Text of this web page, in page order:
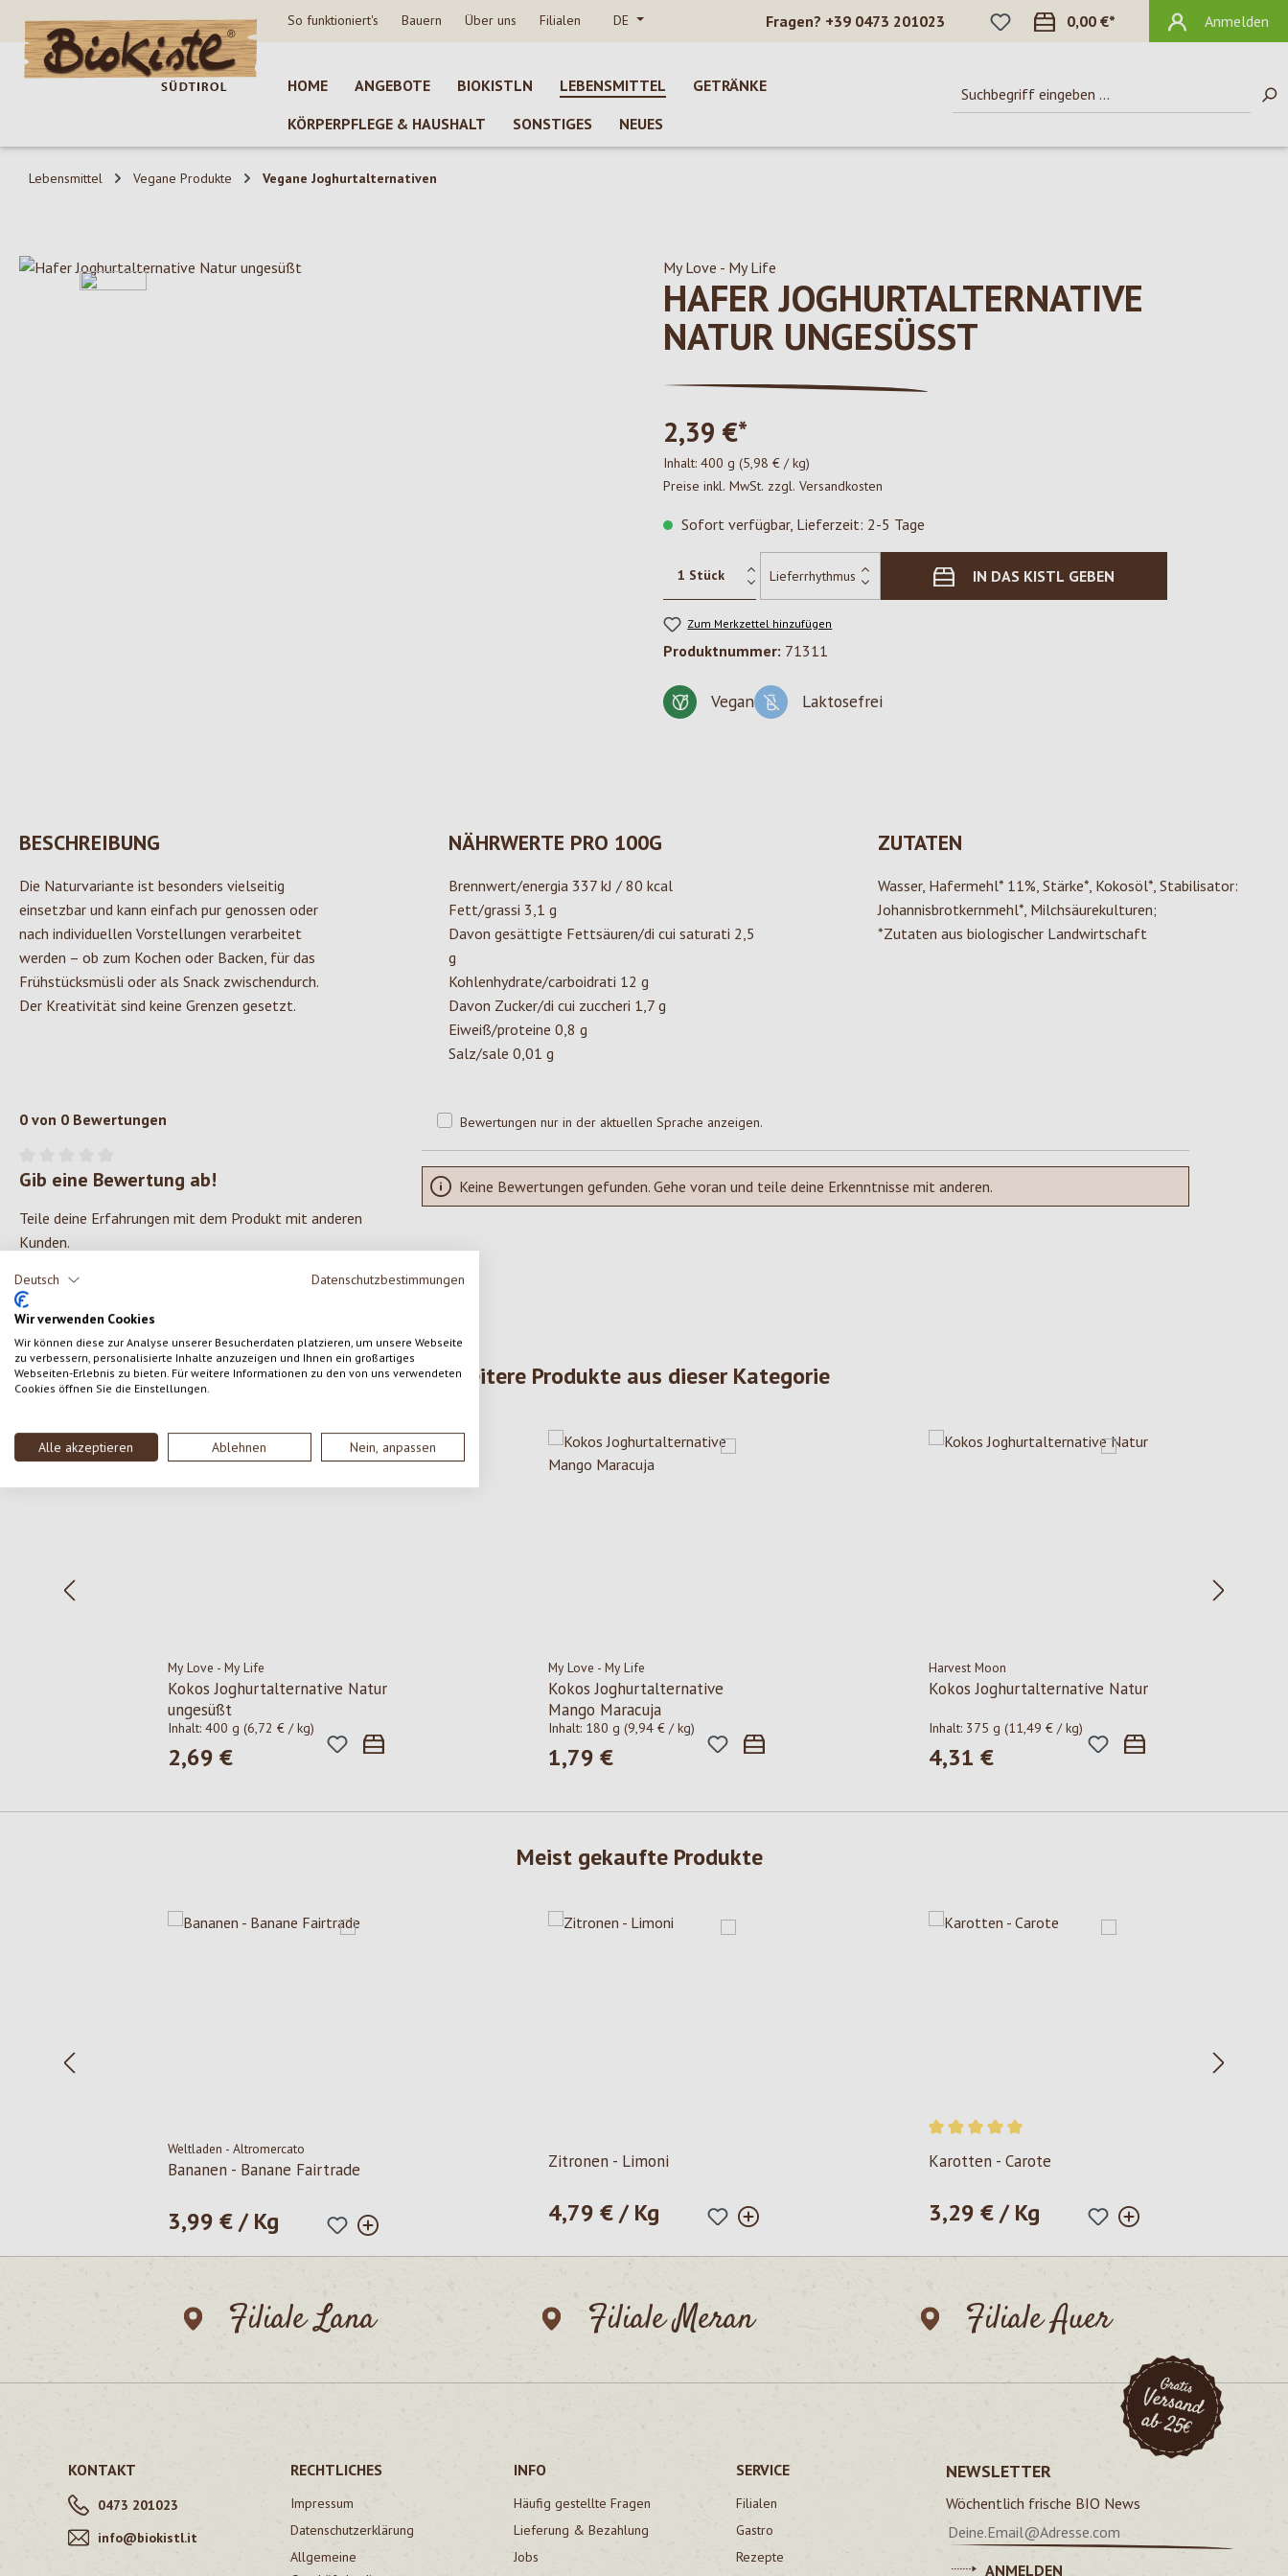
Deutsch Datenschutzbestimmungen
Wir verwenden Cookies
Wir können diese zur Analyse unserer Besucherdaten platzieren, um unsere Webseite
zu verbessern, personalisierte Inhalte anzuzeigen und Ihnen ein großartiges
Webseiten-Erlebnis zu bieten. Für weitere Informationen zu den von uns verwendeten
Cookies öffnen Sie die Einstellungen.
Alle akzeptieren Ablehnen Nein, anpassen
Hauptinhalt springen
Zur Suche springen
Zur Hauptnavigation springen So funktioniert's Bauern Über uns Filialen DE Fragen? +39 0473 201023
DU HAST 0 PRODUKTE AUF DEM
0,00 €* Anmelden
HOME ANGEBOTE BIOKISTLN LEBENSMITTEL
GETRÄNKE
KÖRPERPFLEGE & HAUSHALT
SONSTIGES NEUES
Lebensmittel Vegane Produkte Vegane Joghurtalternativen
Bildergalerie überspringen My Love - My Life
HAFER JOGHURTALTERNATIVE
NATUR UNGESÜSST
2,39 €*
Inhalt: 400 g (5,98 € / kg)
Preise inkl. MwSt. zzgl. Versandkosten
Sofort verfügbar, Lieferzeit: 2-5 Tage
IN DAS KISTL GEBEN
Zum Merkzettel hinzufügen
Produktnummer: 71311
Vegan Laktosefrei
BESCHREIBUNG
Die Naturvariante ist besonders vielseitig
einsetzbar und kann einfach pur genossen oder
nach individuellen Vorstellungen verarbeitet
werden – ob zum Kochen oder Backen, für das
Frühstücksmüsli oder als Snack zwischendurch.
Der Kreativität sind keine Grenzen gesetzt.
NÄHRWERTE PRO 100G
Brennwert/energia 337 kJ / 80 kcal
Fett/grassi 3,1 g
Davon gesättigte Fettsäuren/di cui saturati 2,5
g
Kohlenhydrate/carboidrati 12 g
Davon Zucker/di cui zuccheri 1,7 g
Eiweiß/proteine 0,8 g
Salz/sale 0,01 g
ZUTATEN
Wasser, Hafermehl* 11%, Stärke*, Kokosöl*, Stabilisator:
Johannisbrotkernmehl*, Milchsäurekulturen;
*Zutaten aus biologischer Landwirtschaft
0 von 0 Bewertungen
Durchschnittliche Bewertung von 0 von 5 Sternen
Gib eine Bewertung ab!
Teile deine Erfahrungen mit dem Produkt mit anderen
Kunden.
Bewertungen nur in der aktuellen Sprache anzeigen.
Keine Bewertungen gefunden. Gehe voran und teile deine Erkenntnisse mit anderen.
Weitere Produkte aus dieser Kategorie
My Love - My Life
Kokos Joghurtalternative Natur
ungesüßt
Inhalt:400 g(6,72 € / kg)
Regulärer Preis:
2,69 €
My Love - My Life
Kokos Joghurtalternative
Mango Maracuja
Inhalt: 180 g (9,94 € / kg)
Regulärer Preis:
1,79 €
Harvest Moon
Kokos Joghurtalternative Natur
Inhalt: 375 g (11,49 € / kg)
Regulärer Preis:
4,31 €
Meist gekaufte Produkte
Weltladen - Altromercato
Bananen - Banane Fairtrade
Regulärer Preis:
3,99 € / Kg
Zitronen - Limoni
Regulärer Preis:
4,79 € / Kg
Durchschnittliche Bewertung von 5 von 5 Sternen
Karotten - Carote
Regulärer Preis:
3,29 € / Kg
Filiale Lana Filiale Meran Filiale Auer
KONTAKT
0473 201023
info@biokistl.it
RECHTLICHES
Impressum
Datenschutzerklärung
Allgemeine
INFO
Häufig gestellte Fragen
Lieferung & Bezahlung
Jobs
SERVICE
Filialen
Gastro
Rezepte
NEWSLETTER
Wöchentlich frische BIO News
ANMELDEN